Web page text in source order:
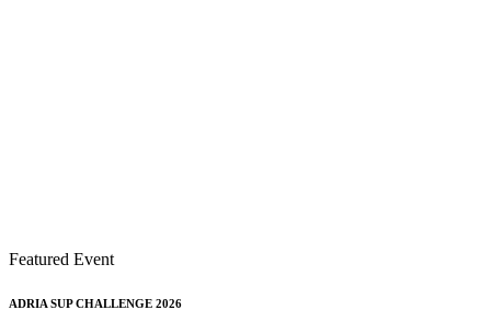
Featured Event
ADRIA SUP CHALLENGE 2026